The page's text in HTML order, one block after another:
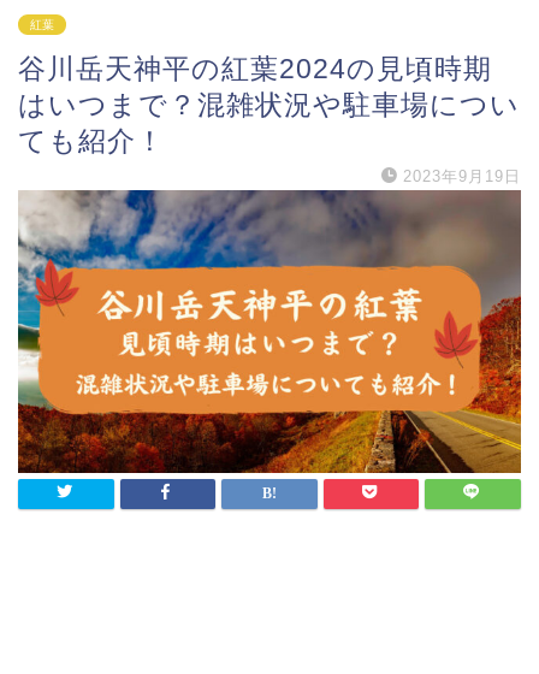
紅葉
谷川岳天神平の紅葉2024の見頃時期
はいつまで？混雑状況や駐車場につい
ても紹介！
2023年9月19日